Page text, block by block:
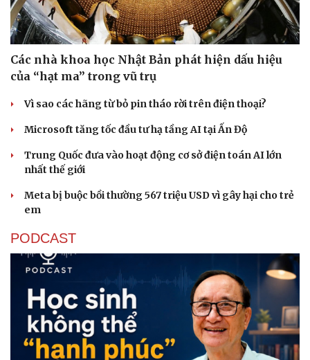
Các nhà khoa học Nhật Bản phát hiện dấu hiệu
của “hạt ma” trong vũ trụ
Vì sao các hãng từ bỏ pin tháo rời trên điện thoại?
Microsoft tăng tốc đầu tư hạ tầng AI tại Ấn Độ
Trung Quốc đưa vào hoạt động cơ sở điện toán AI lớn
nhất thế giới
Meta bị buộc bồi thường 567 triệu USD vì gây hại cho trẻ
em
PODCAST